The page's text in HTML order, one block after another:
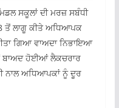
ਸਕੂਲਾਂ ਦੀ ਮਰਜ਼ ਸਬੰਧੀ
ਤੋਂ ਲਾਗੂ ਕੀਤੇ ਅਧਿਆਪਕ
ਗਿਆ ਵਾਅਦਾ ਨਿਭਾਇਆ
ਬਾਅਦ ਹੋਈਆਂ ਲੈਕਚਰਾਰ
ਨਾਲ ਅਧਿਆਪਕਾਂ ਨੂੰ ਦੂਰ